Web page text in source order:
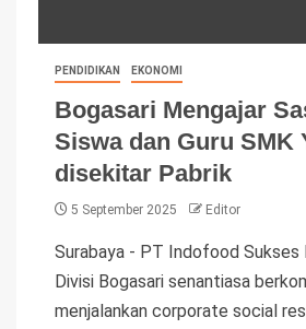
PENDIDIKAN EKONOMI
Bogasari Mengajar
Siswa dan Guru SMK
disekitar Pabrik
5 September 2025 Editor
Surabaya - PT Indofood Sukses
Divisi Bogasari senantiasa
menjalankan corporate social